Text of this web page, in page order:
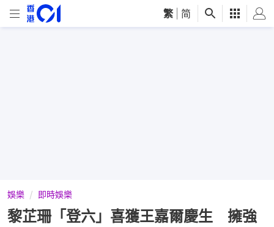
繁 简
娛樂 即時娛樂
黎芷珊「登六」喜獲王嘉爾慶生 擁強